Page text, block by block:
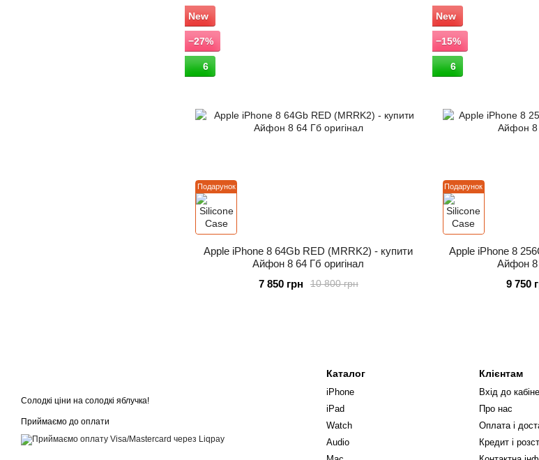
Подарунок
New
−27%
6
Apple iPhone 8 64Gb RED (MRRK2) - купити
Айфон 8 64 Гб оригінал
10 800 грн
7 850 грн
Подарунок
New
−15%
6
Apple iPhone 8
Айфон 8
9 750
Солодкі ціни на солодкі яблучка!
Приймаємо до оплати
Каталог
iPhone
iPad
Watch
Audio
Клієнтам
Вхід до
Про нас
Оплата і
Кредит і